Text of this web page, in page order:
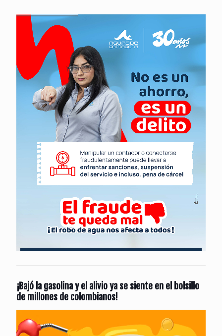
¡Bajó la gasolina y el alivio ya se siente en el bolsillo
de millones de colombianos!
de